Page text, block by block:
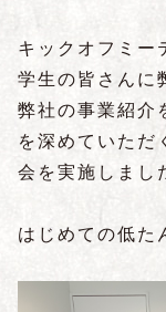
キックオフミー
学生の皆さんに
弊社の事業紹介
を深めていただ
会を実施しまし
はじめての低